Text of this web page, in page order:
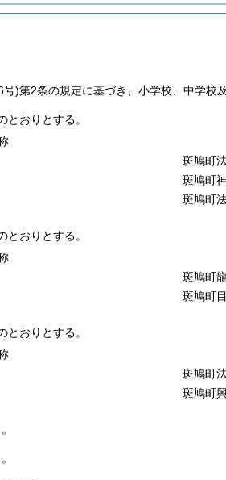
号)第2条の規定に基づき、小学校、中学校
とおりとする。
斑鳩町
斑鳩町
斑鳩町
とおりとする。
斑鳩町
斑鳩町
とおりとする。
斑鳩町
斑鳩町